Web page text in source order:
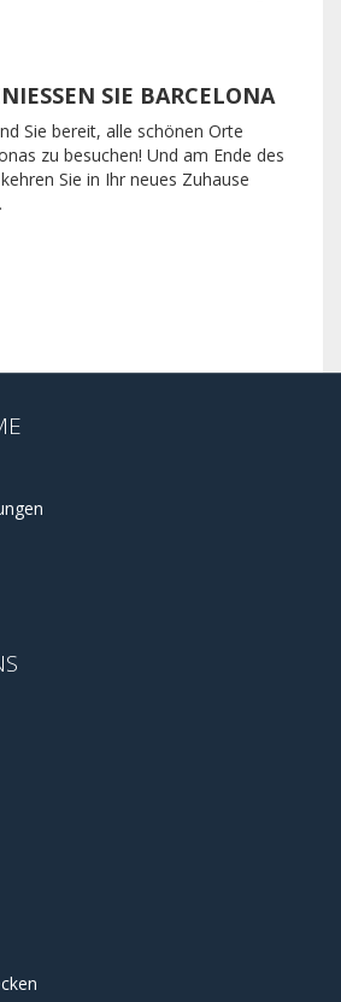
SIE BARCELONA
Sie bereit, alle schönen Orte
zu besuchen! Und am Ende des
Sie in Ihr neues Zuhause